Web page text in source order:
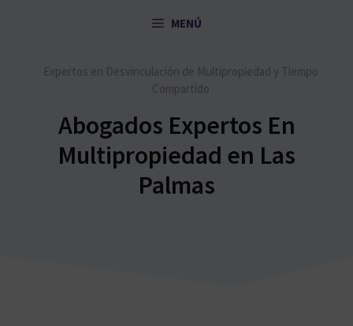
MENÚ
Expertos en Desvinculación de Multipropiedad y Tiempo
Compartido
Abogados Expertos En
Multipropiedad en Las
Palmas